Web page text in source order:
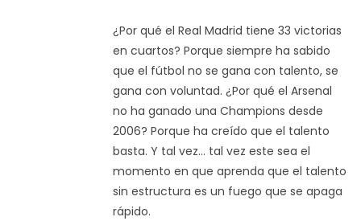
¿Por qué el Real Madrid tiene 33 victorias
en cuartos? Porque siempre ha sabido
que el fútbol no se gana con talento, se
gana con voluntad. ¿Por qué el Arsenal
no ha ganado una Champions desde
2006? Porque ha creído que el talento
basta. Y tal vez... tal vez este sea el
momento en que aprenda que el talento
sin estructura es un fuego que se apaga
rápido.